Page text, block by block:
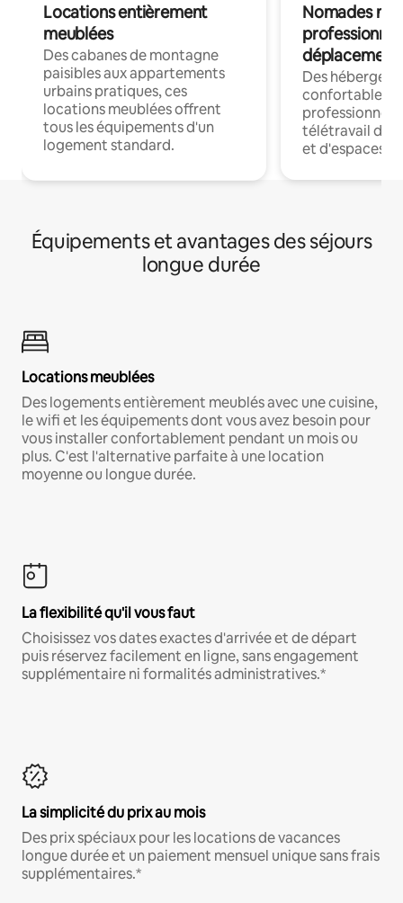
Locations entièrement
meublées
Des cabanes de montagne
paisibles aux appartements
urbains pratiques, ces
locations meublées offrent
tous les équipements d'un
logement standard.
Nomades
déplacement
Des
confortables
professionnels
télétravail
et d'espaces
Équipements et avantages des séjours
longue durée
Locations meublées
Des logements entièrement meublés avec une cuisine,
le wifi et les équipements dont vous avez besoin pour
vous installer confortablement pendant un mois ou
plus. C'est l'alternative parfaite à une location
moyenne ou longue durée.
La flexibilité qu'il vous faut
Choisissez vos dates exactes d'arrivée et de départ
puis réservez facilement en ligne, sans engagement
supplémentaire ni formalités administratives.*
La simplicité du prix au mois
Des prix spéciaux pour les locations de vacances
longue durée et un paiement mensuel unique sans frais
supplémentaires.*